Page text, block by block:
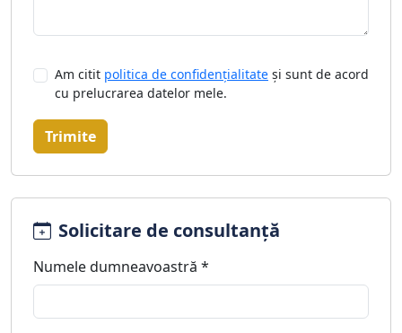
Am citit politica de confidențialitate și sunt de acord
cu prelucrarea datelor mele.
Trimite
Solicitare de consultanță
Numele dumneavoastră *